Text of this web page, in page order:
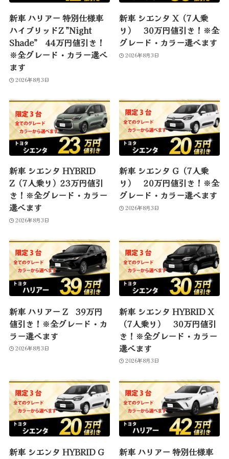
新車 ハリアー 特別仕様車
ハイブリッドZ ”Night
Shade” 44万円値引き！
※全グレード・カラー選べ
ます
2026年8月3日
新車 シエンタ X（7人乗
り） 30万円値引き！※全
グレード・カラー選べます
2026年8月3日
新車 シエンタ HYBRID
Z（7人乗り）23万円値引
き！※全グレード・カラー
選べます
2026年8月3日
新車 シエンタ G（7人乗
り） 20万円値引き！※全
グレード・カラー選べます
2026年8月3日
新車 ハリアー Z 39万円
値引き！※全グレード・カ
ラー選べます
2026年8月3日
新車 シエンタ HYBRID X
（7人乗り） 30万円値引
き！※全グレード・カラー
選べます
2026年8月3日
新車 シエンタ HYBRID G
新車 ハリアー 特別仕様車